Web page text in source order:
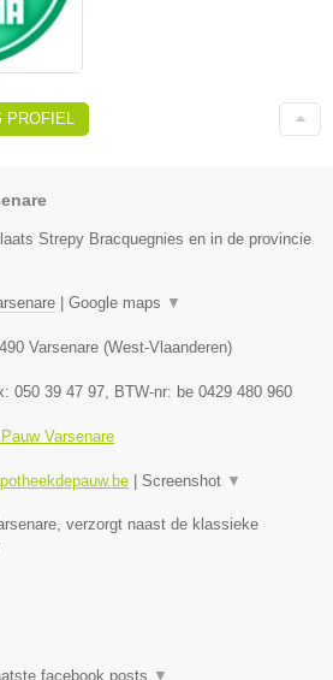
Strepy Bracquegnies en in de provincie
Google maps ▼
Varsenare (West-Vlaanderen)
050 39 47 97 , BTW-nr: be 0429 480 960
Varsenare
Screenshot ▼
verzorgt naast de klassieke
facebook posts ▼